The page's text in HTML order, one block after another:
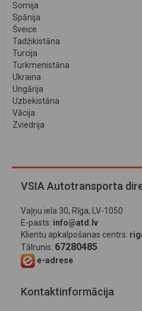
Somija
Spānija
Šveice
Tadžikistāna
Turcija
Turkmenistāna
Ukraina
Ungārija
Uzbekistāna
Vācija
Zviedrija
VSIA Autotransporta
Vaļņu iela 30, Rīga, LV-1050
E-pasts: info@atd.lv
Klientu apkalpošanas centrs:
Tālrunis: 67280485
e-adrese
Kontaktinformācija